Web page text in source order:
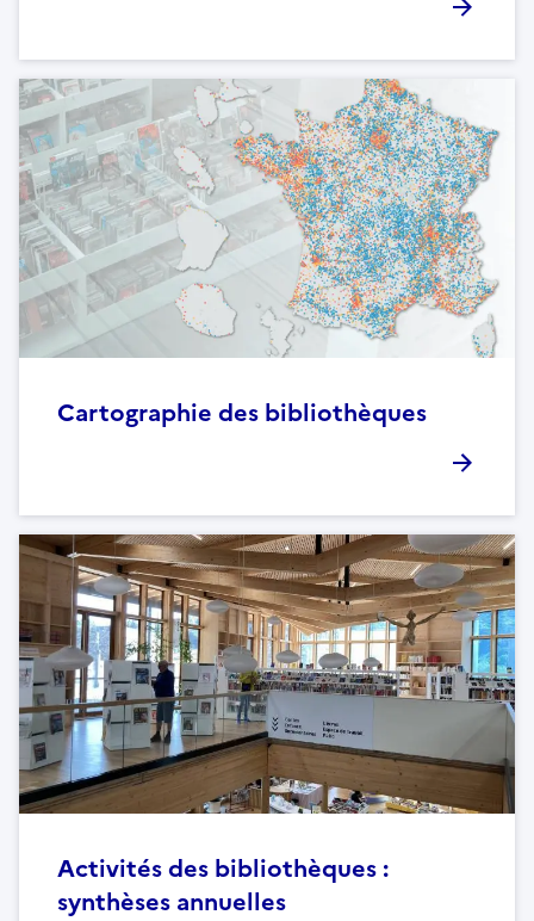
Cartographie des bibliothèques
Activités des bibliothèques :
synthèses annuelles